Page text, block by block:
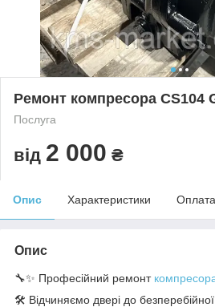
Ремонт компресора CS104
Послуга
від 2 000 ₴
Опис Характеристики Оплата
Опис
🔧✨ Професійний ремонт
🛠️ Відчиняємо двері до